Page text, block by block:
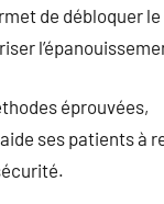
de débloquer
éprouvées,
ses patients à